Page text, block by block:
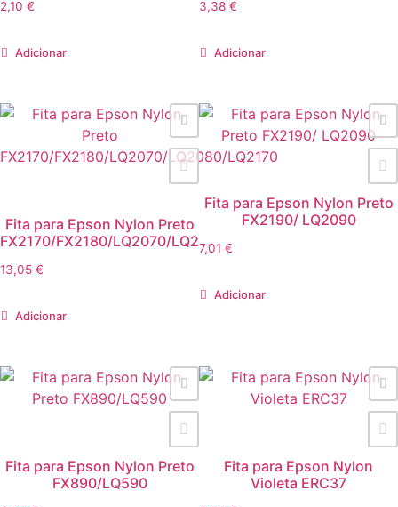
2,10 €
Adicionar
3,38 €
Adicionar
Fita para Epson Nylon Preto
FX2170/FX2180/LQ2070/LQ2080/LQ2170
13,05 €
Adicionar
Fita para Epson Nylon Preto
FX2190/ LQ2090
7,01 €
Adicionar
Fita para Epson Nylon Preto
FX890/LQ590
Fita para Epson Nylon
Violeta ERC37